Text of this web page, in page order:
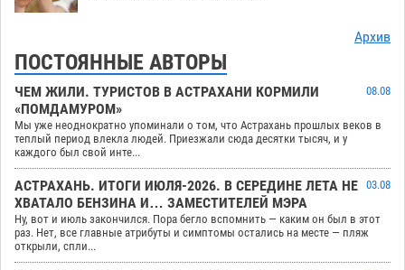
Архив
ПОСТОЯННЫЕ АВТОРЫ
ЧЕМ ЖИЛИ. ТУРИСТОВ В АСТРАХАНИ КОРМИЛИ
«ПОМДАМУРОМ»
08.08
Мы уже неоднократно упоминали о том, что Астрахань прошлых веков в
теплый период влекла людей. Приезжали сюда десятки тысяч, и у
каждого был свой инте...
АСТРАХАНЬ. ИТОГИ ИЮЛЯ-2026. В СЕРЕДИНЕ ЛЕТА НЕ
ХВАТАЛО БЕНЗИНА И… ЗАМЕСТИТЕЛЕЙ МЭРА
03.08
Ну, вот и июль закончился. Пора бегло вспомнить — каким он был в этот
раз. Нет, все главные атрибуты и симптомы остались на месте — пляж
открыли, спли...